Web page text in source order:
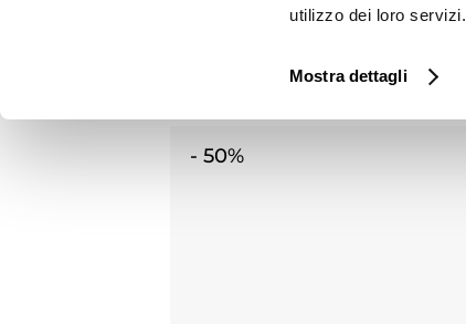
utilizzo dei loro servizi.
Mostra dettagli
- 50%